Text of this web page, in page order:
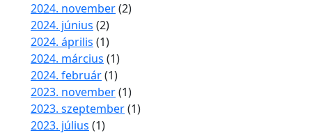
2024. november(2)
2024. június (2)
2024. április (1)
2024. március (1)
2024. február(1)
2023. november(1)
2023. szeptember(1)
2023. július (1)